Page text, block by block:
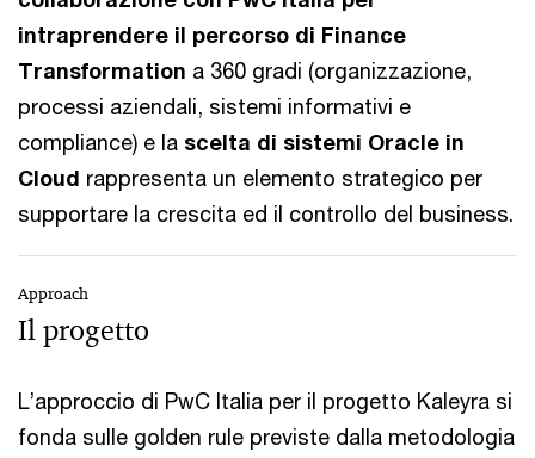
intraprendere il percorso di Finance
Transformation a 360 gradi (organizzazione,
processi aziendali, sistemi informativi e
compliance) e la scelta di sistemi Oracle in
Cloud rappresenta un elemento strategico per
supportare la crescita ed il controllo del business.
Approach
Il progetto
L’approccio di PwC Italia per il progetto Kaleyra si
fonda sulle golden rule previste dalla metodologia